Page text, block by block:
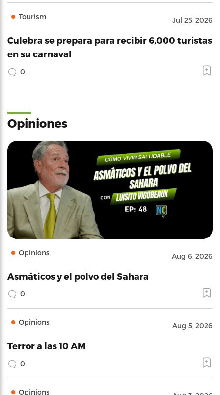
Tourism Jul 25, 2026
Culebra se prepara para recibir 6,000 turistas
en su carnaval
0
Opiniones
Opinions Aug 6, 2026
Asmáticos y el polvo del Sahara
0
Opinions Aug 5, 2026
Terror a las 10 AM
0
Opinions